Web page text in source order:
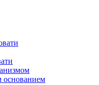
основанием